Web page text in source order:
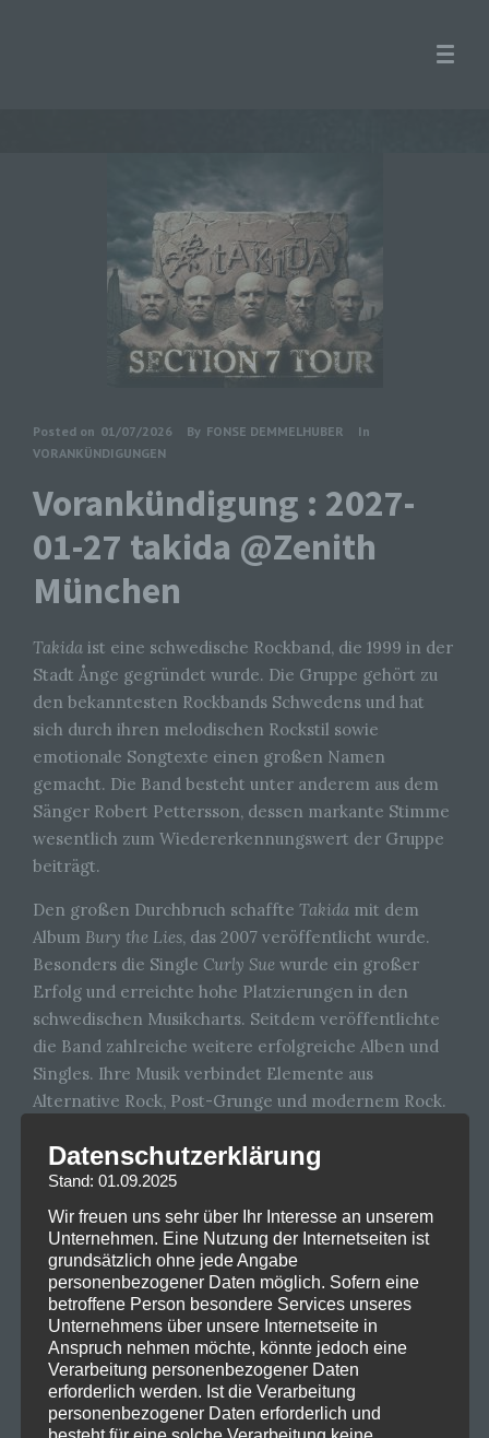
Posted on 01/07/2026 By FONSE DEMMELHUBER
In
VORANKÜNDIGUNGEN
Vorankündigung : 2027-
01-27 takida @Zenith
München
Takida ist eine schwedische Rockband, die 1999 in der
Stadt Ånge gegründet wurde. Die Gruppe gehört zu
den bekanntesten Rockbands Schwedens und hat
sich durch ihren melodischen Rockstil sowie
emotionale Songtexte einen großen Namen
gemacht. Die Band besteht unter anderem aus dem
Sänger Robert Pettersson, dessen markante Stimme
wesentlich zum Wiedererkennungswert der Gruppe
beiträgt.
Den großen Durchbruch schaffte Takida mit dem
Album Bury the Lies, das 2007 veröffentlicht wurde.
Besonders die Single Curly Sue wurde ein großer
Erfolg und erreichte hohe Platzierungen in den
schwedischen Musikcharts. Seitdem veröffentlichte
die Band zahlreiche weitere erfolgreiche Alben und
Singles. Ihre Musik verbindet Elemente aus
Alternative Rock, Post-Grunge und modernem Rock.
kraftvolle Gitarrenklänge und gefühlvolle Texte über
Liebe, Verlust und persönliche Erfahrungen.
Takidahat sich nicht nur in Schweden, sondern auch
in anderen europäischen Ländern eine treue
Fangemeinde aufgebaut. Die Band ist für ihre
energiegeladenen Live-Auftritte bekannt und tritt
regelmäßig auf Festivals sowie bei großen
Konzerten auf. Durch ihre Nähe zu den Fans und ihre
authentische Art konnten sie ihre Popularität über
viele Jahre hinweg erhalten.
Datenschutzerklärung
Stand: 01.09.2025
Wir freuen uns sehr über Ihr Interesse an unserem
Unternehmen. Eine Nutzung der Internetseiten ist
grundsätzlich ohne jede Angabe
personenbezogener Daten möglich. Sofern eine
betroffene Person besondere Services unseres
Unternehmens über unsere Internetseite in
Anspruch nehmen möchte, könnte jedoch eine
Verarbeitung personenbezogener Daten
erforderlich werden. Ist die Verarbeitung
personenbezogener Daten erforderlich und